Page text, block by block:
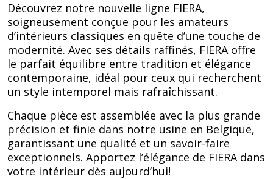
Découvrez notre nouvelle ligne FIERA,
soigneusement conçue pour les amateurs
d’intérieurs classiques en quête d’une touche de
modernité. Avec ses détails raffinés, FIERA offre
le parfait équilibre entre tradition et élégance
contemporaine, idéal pour ceux qui recherchent
un style intemporel mais rafraîchissant.
Chaque pièce est assemblée avec la plus grande
précision et finie dans notre usine en Belgique,
garantissant une qualité et un savoir-faire
exceptionnels. Apportez l’élégance de FIERA dans
votre intérieur dès aujourd’hui!